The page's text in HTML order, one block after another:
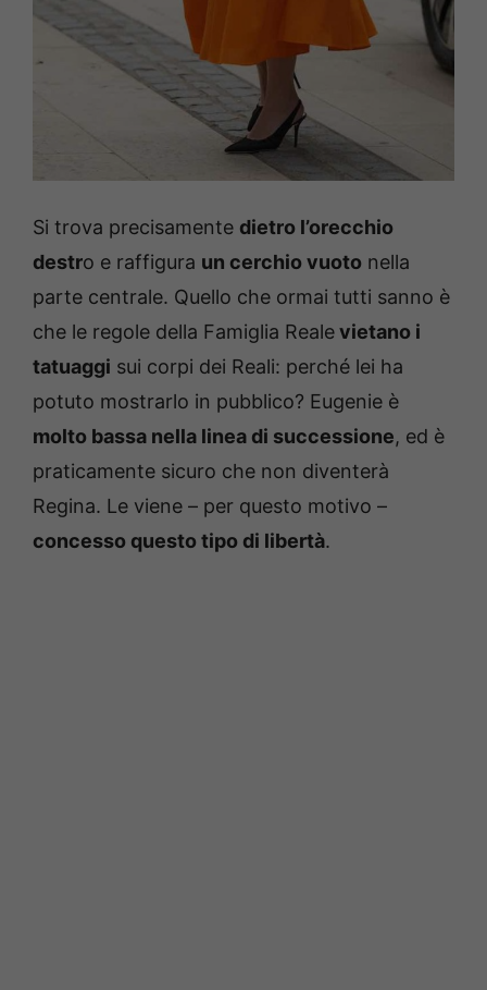
Si trova precisamente dietro l’orecchio
destro e raffigura un cerchio vuoto nella
parte centrale. Quello che ormai tutti sanno è
che le regole della Famiglia Realevietano i
tatuaggi sui corpi dei Reali: perché lei ha
potuto mostrarlo in pubblico? Eugenie è
molto bassa nella linea di successione, ed è
praticamente sicuro che non diventerà
Regina. Le viene – per questo motivo –
concesso questo tipo di libertà.